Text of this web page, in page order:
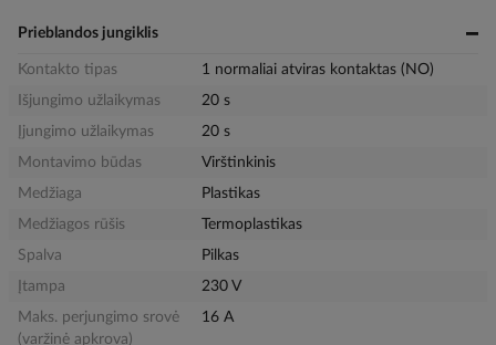
Prieblandos jungiklis
Kontakto tipas
1 normaliai atviras kontaktas (NO)
Išjungimo užlaikymas
20 s
Įjungimo užlaikymas
20 s
Montavimo būdas
Virštinkinis
Medžiaga
Plastikas
Medžiagos rūšis
Termoplastikas
Spalva
Pilkas
Įtampa
230 V
Maks. perjungimo srovė
(varžinė apkrova)
16 A